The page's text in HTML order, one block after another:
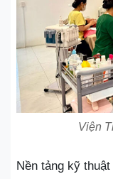
Viện
Nền tảng kỹ